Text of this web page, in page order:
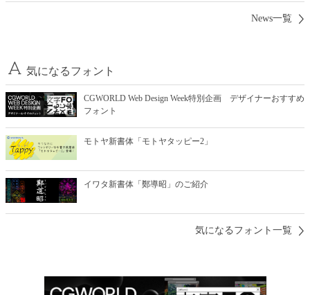
News一覧
気になるフォント
CGWORLD Web Design Week特別企画 デザイナーおすすめ
フォント
モトヤ新書体「モトヤタッピー2」
イワタ新書体「鄭導昭」のご紹介
気になるフォント一覧